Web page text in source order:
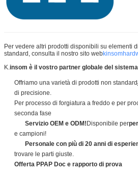
Per vedere altri prodotti disponibili su elementi
standard, consulta il nostro sito web
K.insom è il vostro partner globale del
Offriamo una varietà di prodotti non standard
di precisione.
Per processo di forgiatura a freddo e per
seconda fase
Servizio OEM e ODM!Disponibile per
e campioni!
Personale con più di 20 anni di
trovare le parti giuste.
Offerta PPAP Doc e rapporto di prova